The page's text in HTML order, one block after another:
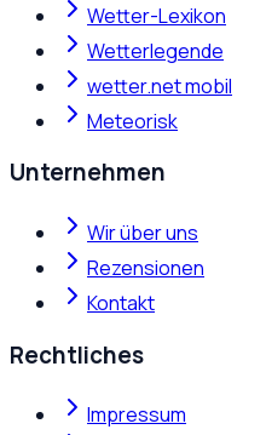
Wetter-Lexikon
Wetterlegende
wetter.net mobil
Meteorisk
Unternehmen
Wir über uns
Rezensionen
Kontakt
Rechtliches
Impressum